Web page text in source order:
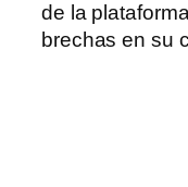
de la
brechas en su